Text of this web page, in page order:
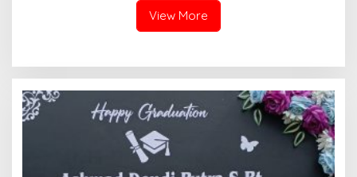
Perdamaian dan Dugaan
Fitnah Terkait Tuduhan
Pemerasan Rp250 Juta
View More